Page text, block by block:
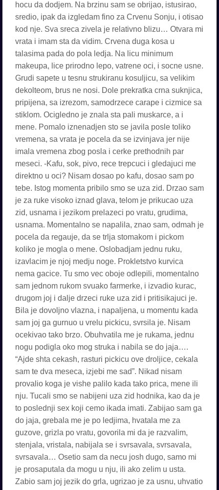
hocu da dodjem. Na brzinu sam se obrijao, istusirao,
sredio, ipak da izgledam fino za Crvenu Sonju, i otisao
kod nje. Sva sreca zivela je relativno blizu… Otvara mi
vrata i imam sta da vidim. Crvena duga kosa u
talasima pada do pola ledja. Na licu minimum
makeupa, lice prirodno lepo, vatrene oci, i socne usne.
Grudi sapete u tesnu strukiranu kosuljicu, sa velikim
dekolteom, brus ne nosi. Dole prekratka crna suknjica,
pripijena, sa izrezom, samodrzece carape i cizmice sa
stiklom. Ocigledno je znala sta pali muskarce, a i
mene. Pomalo iznenadjen sto se javila posle toliko
vremena, sa vrata je pocela da se izvinjava jer nije
imala vremena zbog posla i cerke prethodnih par
meseci. -Kafu, sok, pivo, rece trepcuci i gledajuci me
direktno u oci? Nisam dosao po kafu, dosao sam po
tebe. Istog momenta pribilo smo se uza zid. Drzao sam
je za ruke visoko iznad glava, telom je prikucao uza
zid, usnama i jezikom prelazeci po vratu, grudima,
usnama. Momentalno se napalila, znao sam, odmah je
pocela da regauje, da se trlja stomakom i pickom
koliko je mogla o mene. Oslobadjam jednu ruku,
izavlacim je njoj medju noge. Prokletstvo kurvica
nema gacice. Tu smo vec oboje odlepili, momentalno
sam jednom rukom svuako farmerke, i izvadio kurac,
drugom joj i dalje drzeci ruke uza zid i pritisikajuci je.
Bila je dovoljno vlazna, i napaljena, u momentu kada
sam joj ga gurnuo u vrelu pickicu, svrsila je. Nisam
ocekivao tako brzo. Obuhvatila me je rukama, jednu
nogu podigla oko mog struka i nabila se do jaja….
“Ajde shta cekash, rasturi pickicu ove droljice, cekala
sam te dva meseca, izjebi me sad”. Nikad nisam
provalio koga je vishe palilo kada tako prica, mene ili
nju. Tucali smo se nabijeni uza zid hodnika, kao da je
to poslednji sex koji cemo ikada imati. Zabijao sam ga
do jaja, grebala me je po ledjima, hvatala me za
guzove, grizla po vratu, govorila mi da je razvalim,
stenjala, vristala, nabijala se i svrsavala, svrsavala,
svrsavala… Osetio sam da necu josh dugo, samo mi
je prosaputala da mogu u nju, ili ako zelim u usta.
Zabio sam joj jezik do grla, ugrizao je za usnu, uhvatio